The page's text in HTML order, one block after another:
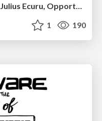
Bioeconomy Workshop: Dr. Julius Ecuru, Opportunities for a Bioeconomy in West Africa
1 190